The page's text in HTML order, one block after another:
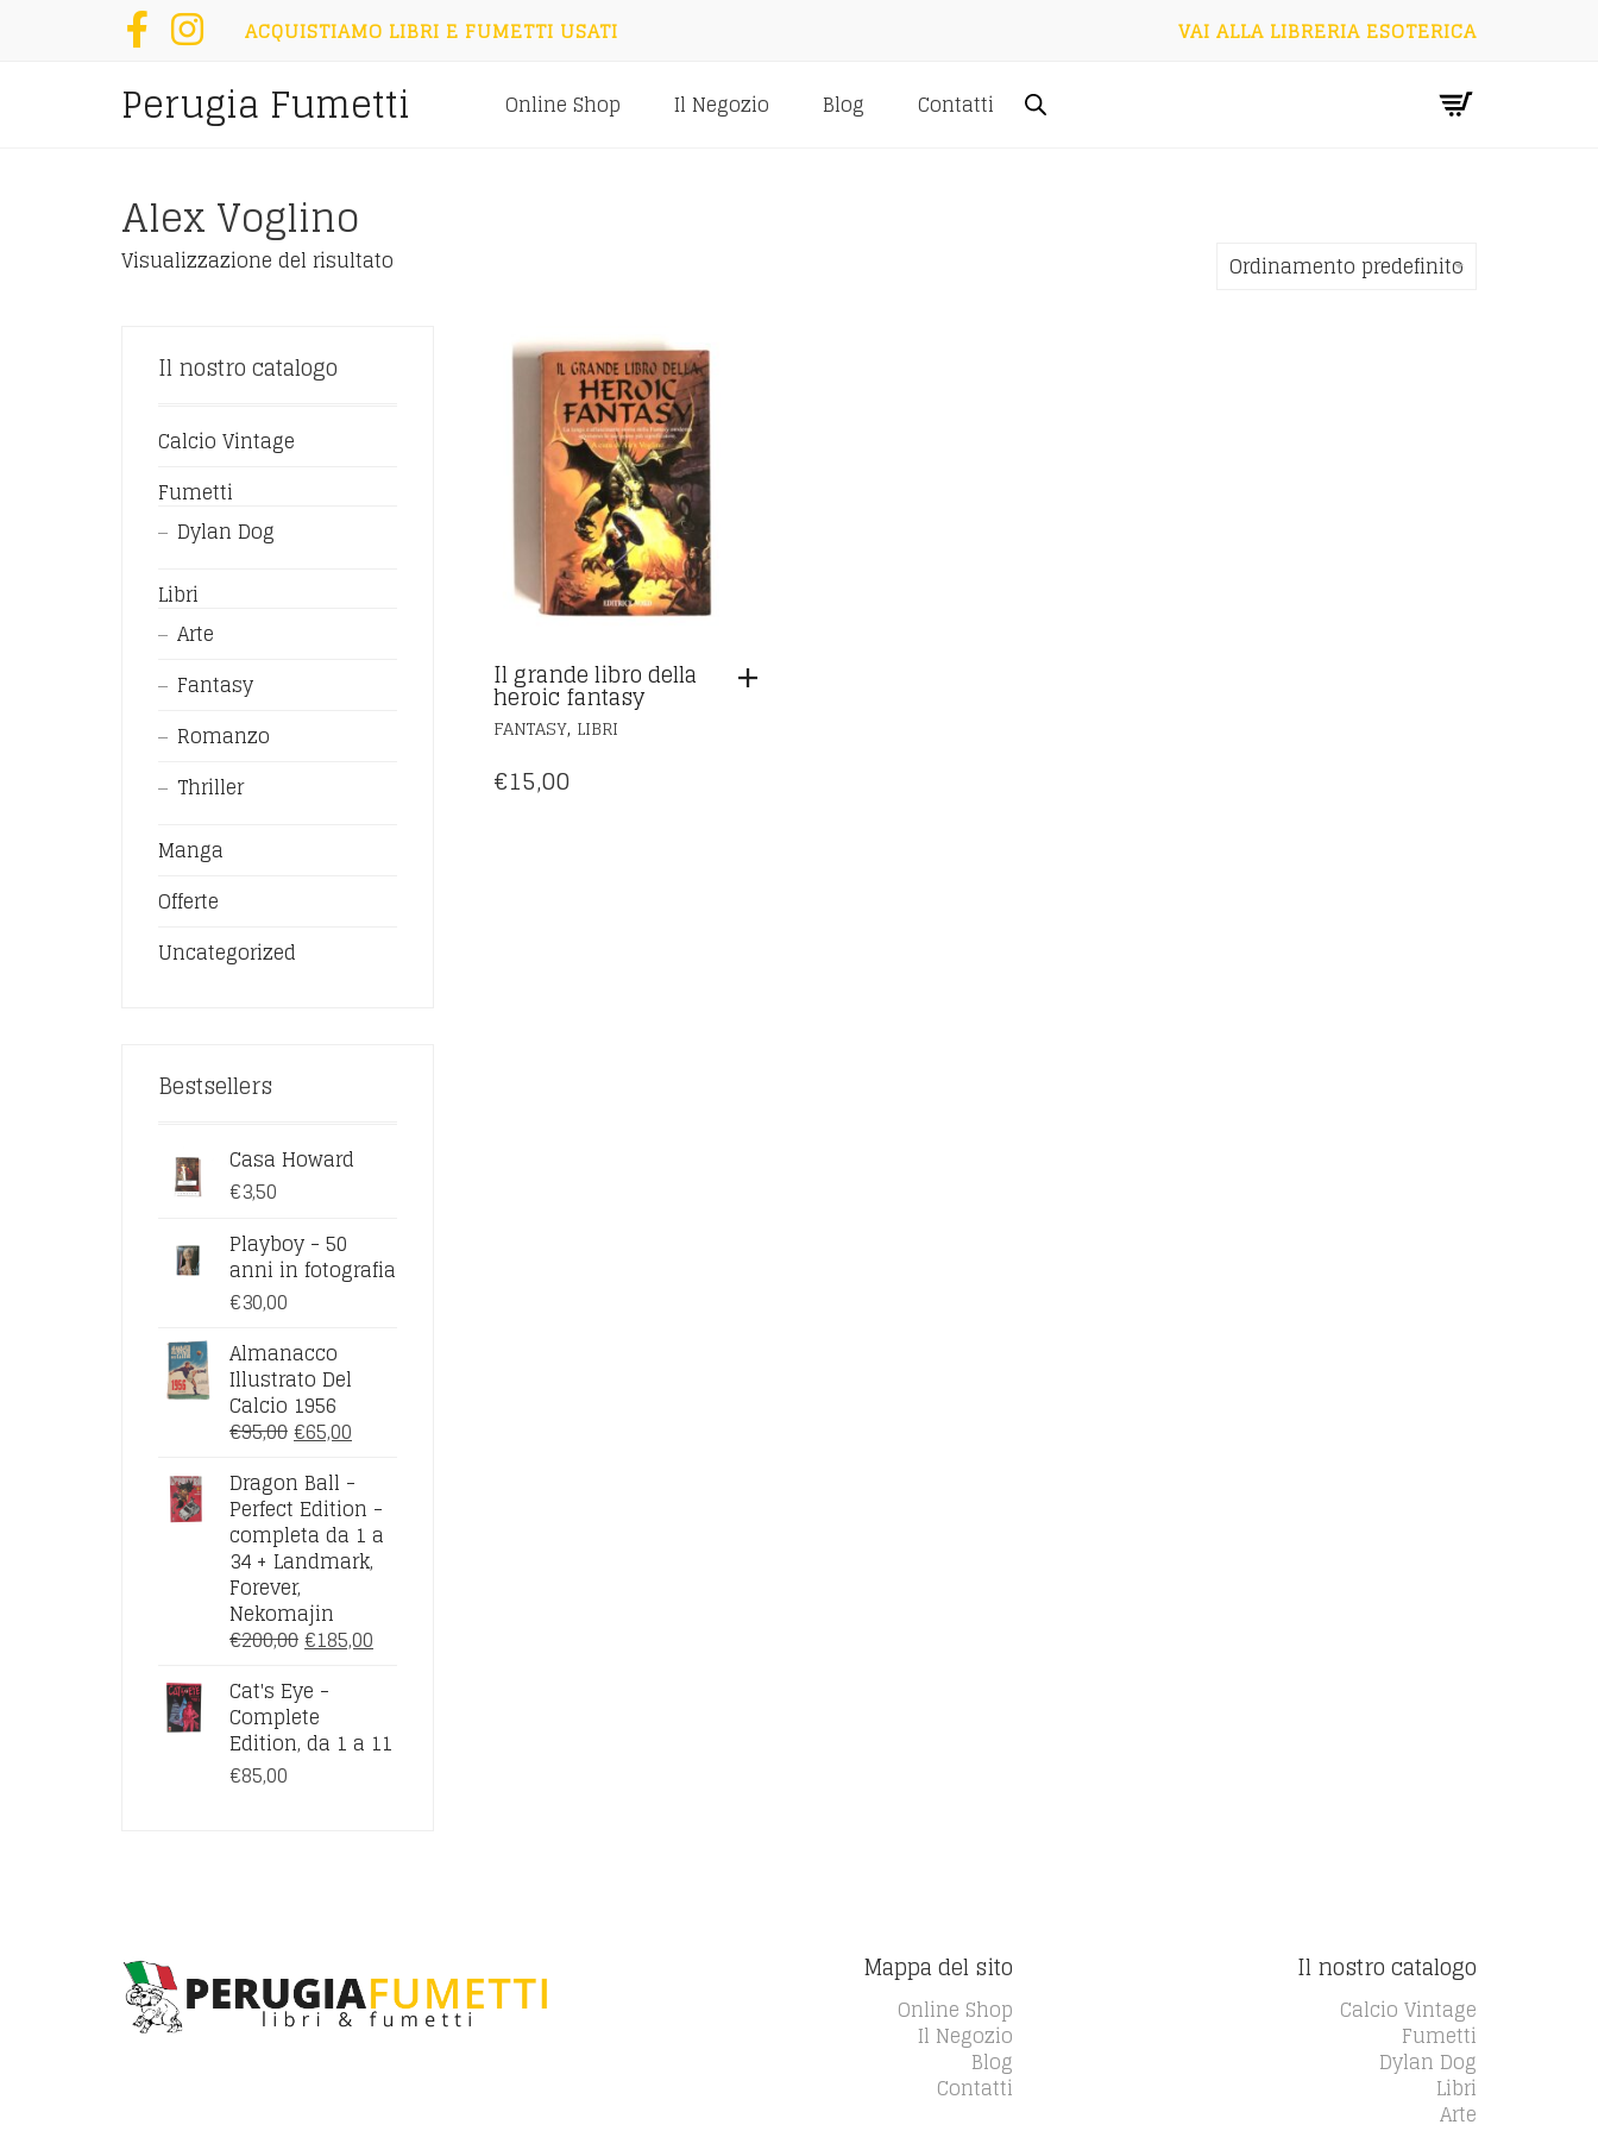
ACQUISTIAMO LIBRI E FUMETTI USATI VAI ALLA LIBRERIA ESOTERICA
Perugia Fumetti Online Shop Il Negozio Blog Contatti
Alex Voglino
Visualizzazione del risultato Ordinamento predefinito
Il grande libro della
heroic fantasy
FANTASY, LIBRI
€15,00
Il nostro catalogo
Calcio Vintage
Fumetti
Dylan Dog
Libri
Arte
Fantasy
Romanzo
Thriller
Manga
Offerte
Uncategorized
Bestsellers
Casa Howard
€3,50
Playboy - 50
anni in fotografia
€30,00
Almanacco
Illustrato Del
Calcio 1956
€95,00IL
ORIGINALE
ERA:
€95,00.
€65,00
ATTUALE
È:
€65,00.
Dragon Ball -
Perfect Edition -
completa da 1 a
34 + Landmark,
Forever,
Nekomajin
€200,00IL
ORIGINALE
ERA:
€200,00.
€185,00
€185,00.
Cat's Eye -
Complete
Edition, da 1 a 11
€85,00
Mappa del sito
Online Shop
Il Negozio
Blog
Contatti
Il nostro catalogo
Calcio Vintage
Fumetti
Dylan Dog
Libri
Arte